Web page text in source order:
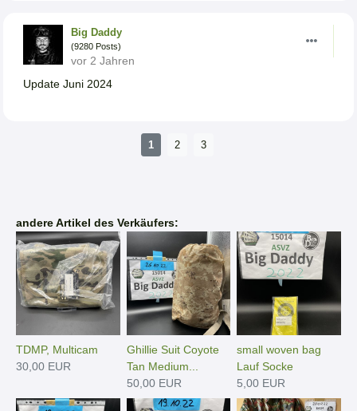
Big Daddy
(9280 Posts)
vor 2 Jahren
Update Juni 2024
1 2 3
andere Artikel des Verkäufers:
TDMP, Multicam
30,00 EUR
Ghillie Suit Coyote
Tan Medium...
50,00 EUR
small woven bag
Lauf Socke
5,00 EUR